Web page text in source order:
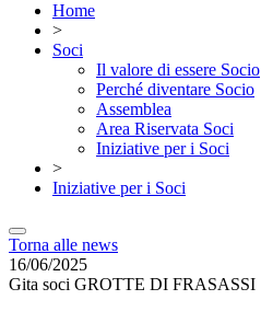
Home
>
Soci
Il valore di essere Socio
Perché diventare Socio
Assemblea
Area Riservata Soci
Iniziative per i Soci
>
Iniziative per i Soci
Torna alle news
16/06/2025
Gita soci GROTTE DI FRASASSI